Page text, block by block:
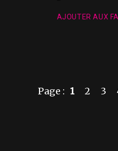
AJOUTER AUX
Page : 1 2 3